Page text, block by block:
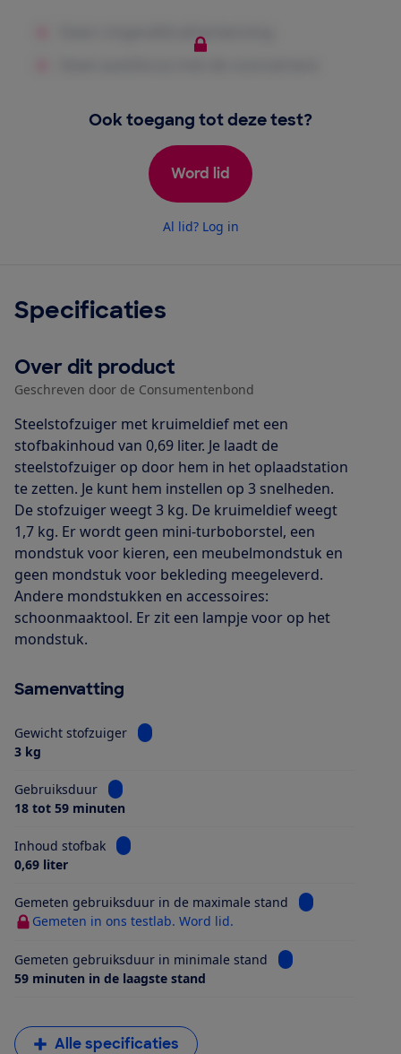
Ook toegang tot deze test?
Word lid
Al lid? Log in
Specificaties
Over dit product
Geschreven door de Consumentenbond
Steelstofzuiger met kruimeldief met een
stofbakinhoud van 0,69 liter. Je laadt de
steelstofzuiger op door hem in het oplaadstation
te zetten. Je kunt hem instellen op 3 snelheden.
De stofzuiger weegt 3 kg. De kruimeldief weegt
1,7 kg. Er wordt geen mini-turboborstel, een
mondstuk voor kieren, een meubelmondstuk en
geen mondstuk voor bekleding meegeleverd.
Andere mondstukken en accessoires:
schoonmaaktool. Er zit een lampje voor op het
mondstuk.
Samenvatting
Gewicht stofzuiger
Bekijk informatie voor Gewicht stofzuiger
3 kg
Gebruiksduur
Bekijk informatie voor Gebruiksduur
18 tot 59 minuten
Inhoud stofbak
Bekijk informatie voor Inhoud stofbak
0,69 liter
Gemeten gebruiksduur in de maximale stand
Bekijk
Gemeten in ons testlab. Word lid.
Gemeten gebruiksduur in minimale stand
Bekijk informatie
59 minuten in de laagste stand
Alle specificaties